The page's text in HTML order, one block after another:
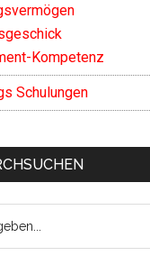
Kompetenz
Schulungen